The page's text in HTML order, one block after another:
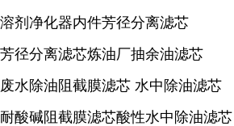
溶剂净化器内件芳径分离滤芯
芳径分离滤芯炼油厂抽余油滤芯
废水除油阻截膜滤芯 水中除油滤芯
耐酸碱阻截膜滤芯酸性水中除油滤芯